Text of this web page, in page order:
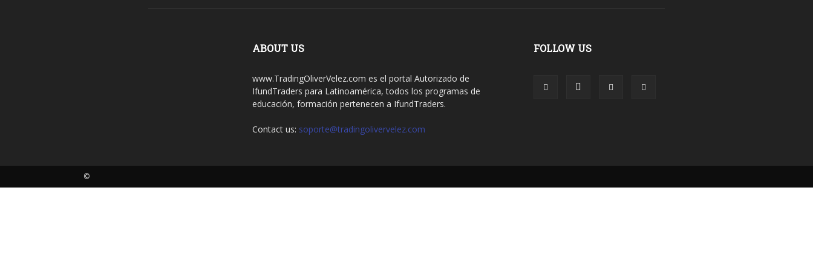
ABOUT US
www.TradingOliverVelez.com es el portal Autorizado de
IfundTraders para Latinoamérica, todos los programas de
educación, formación pertenecen a IfundTraders.
Contact us: soporte@tradingolivervelez.com
FOLLOW US
©